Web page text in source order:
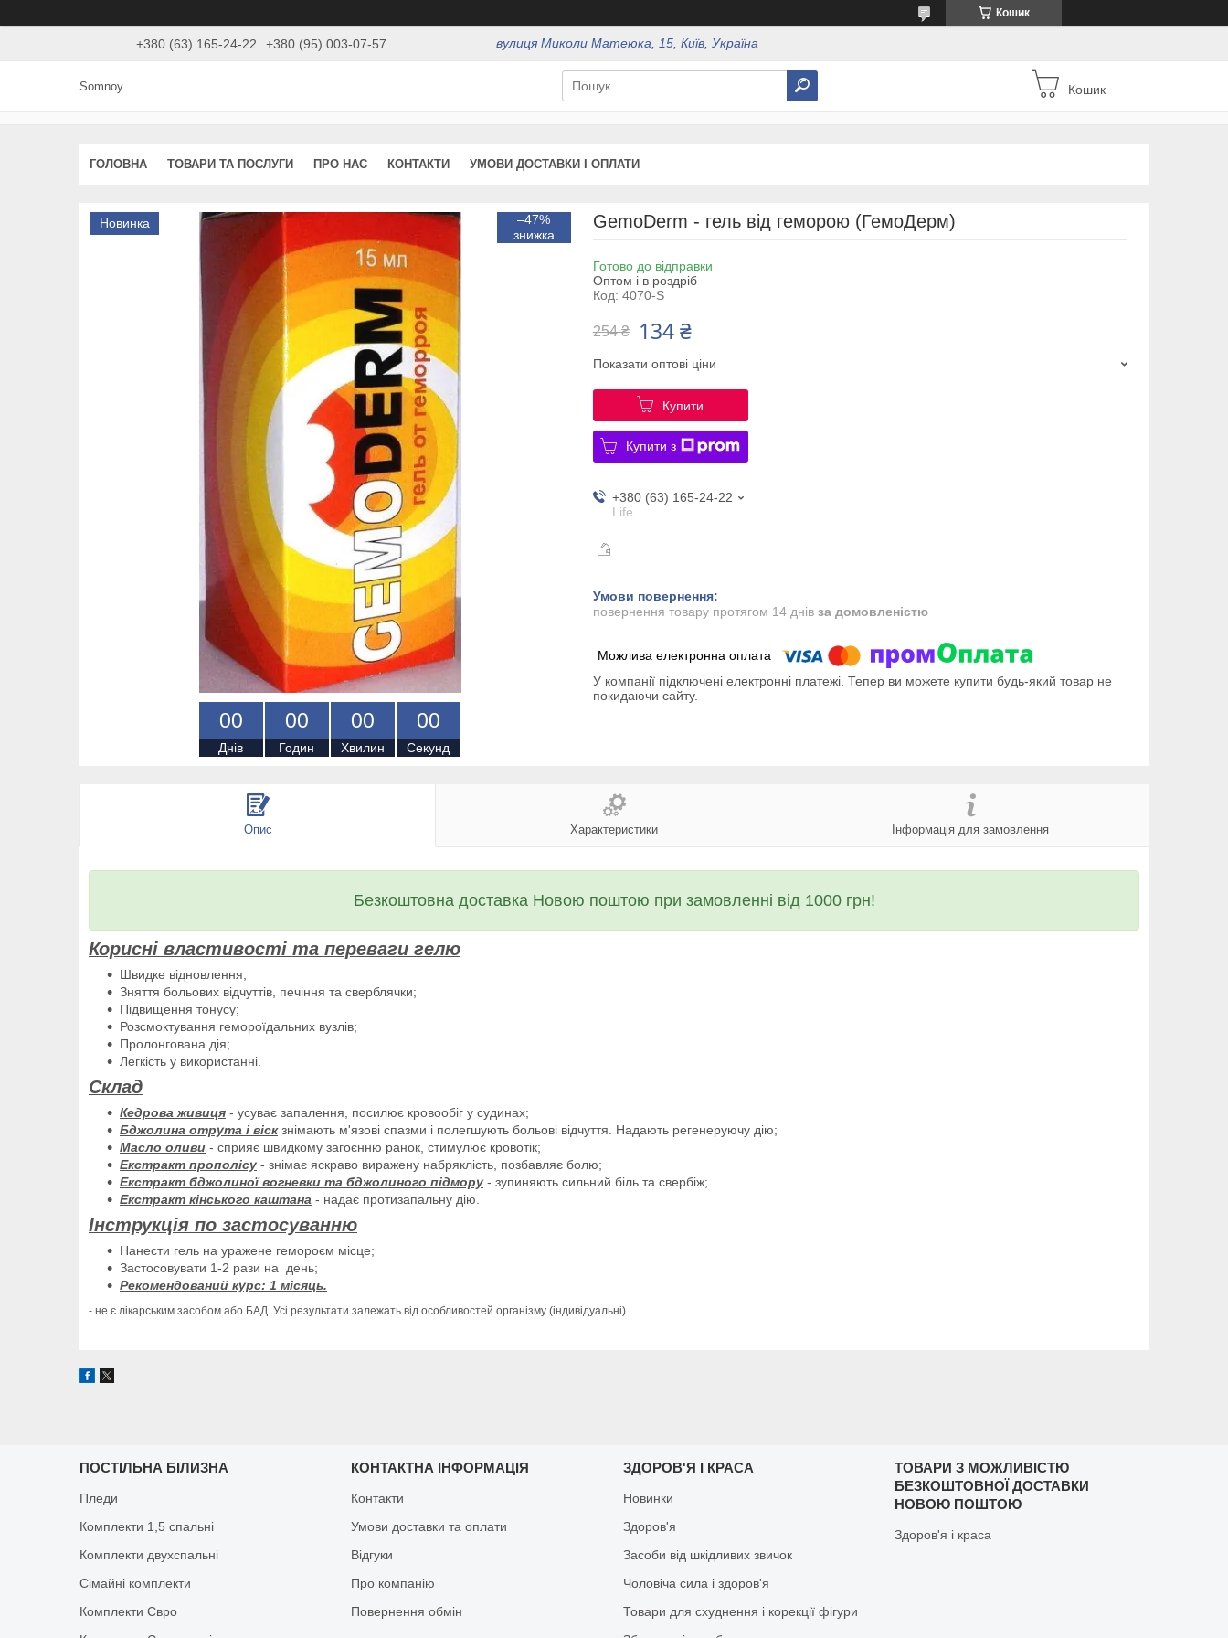
Кошик
+380 (63) 165-24-22 +380 (95) 003-07-57 вулиця Миколи Матеюка, 15, Київ, Україна
Somnoy Кошик
ГОЛОВНА ТОВАРИ ТА ПОСЛУГИ ПРО НАС КОНТАКТИ УМОВИ ДОСТАВКИ І ОПЛАТИ
Новинка –47%
00
Днів
00
Годин
00
Хвилин
00
Секунд
GemoDerm - гель від геморою (ГемоДерм)
Готово до відправки
Оптом і в роздріб
Код: 4070-S
254 ₴ 134 ₴
Показати оптові ціни
Купити
Купити з
+380 (63) 165-24-22
Life
повернення товару протягом 14 днів за домовленістю
У компанії підключені електронні платежі. Тепер ви можете купити будь-який товар не
покидаючи сайту.
Опис Характеристики Інформація для замовлення
Безкоштовна доставка Новою поштою при замовленні від 1000 грн!
Корисні властивості та переваги гелю
Швидке відновлення;
Зняття больових відчуттів, печіння та сверблячки;
Підвищення тонусу;
Розсмоктування гемороїдальних вузлів;
Пролонгована дія;
Легкість у використанні.
Склад
Кедрова живиця - усуває запалення, посилює кровообіг у судинах;
Бджолина отрута і віскзнімають м'язові спазми і полегшують больові відчуття. Надають регенеруючу дію;
Масло оливи - сприяє швидкому загоєнню ранок, стимулює кровотік;
Екстракт прополісу - знімає яскраво виражену набряклість, позбавляє болю;
Екстракт бджолиної вогневки та бджолиного підмору - зупиняють сильний біль та свербіж;
Екстракт кінського каштана - надає протизапальну дію.
Інструкція по застосуванню
Нанести гель на уражене гемороєм місце;
Застосовувати 1-2 рази на день;
Рекомендований курс: 1 місяць.
- не є лікарським засобом або БАД. Усі результати залежать від особливостей організму (індивідуальні)
ПОСТІЛЬНА БІЛИЗНА
Пледи
Комплекти 1,5 спальні
Комплекти двухспальні
Сімайні комплекти
Комплекти Євро
КОНТАКТНА ІНФОРМАЦІЯ
Контакти
Умови доставки та оплати
Відгуки
Про компанію
Повернення обмін
ЗДОРОВ'Я І КРАСА
Новинки
Здоров'я
Засоби від шкідливих звичок
Чоловіча сила і здоров'я
Товари для схуднення і корекції фігури
ТОВАРИ З МОЖЛИВІСТЮ
БЕЗКОШТОВНОЇ ДОСТАВКИ
НОВОЮ ПОШТОЮ
Здоров'я і краса